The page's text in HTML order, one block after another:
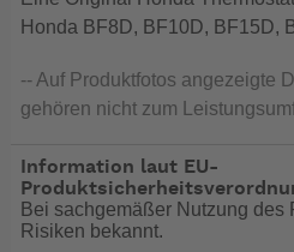
Honda BF8D, BF10D, BF15D,
-- Auf Produktfotos angezeigte
gehören nicht zum
Information laut EU-
Bei sachgemäßer Nutzung des
Risiken bekannt.